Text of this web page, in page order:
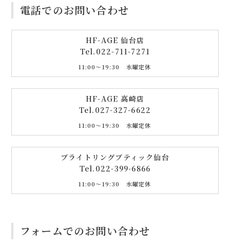
電話でのお問い合わせ
HF-AGE 仙台店
Tel. 022-711-7271
11:00〜19:30 水曜定休
HF-AGE 高崎店
Tel. 027-327-6622
11:00〜19:30 水曜定休
ブライトリングブティック仙台
Tel. 022-399-6866
11:00〜19:30 水曜定休
フォームでのお問い合わせ